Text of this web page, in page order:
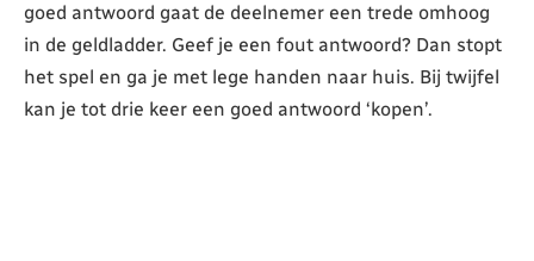
goed antwoord gaat de deelnemer een trede omhoog
in de geldladder. Geef je een fout antwoord? Dan stopt
het spel en ga je met lege handen naar huis. Bij twijfel
kan je tot drie keer een goed antwoord ‘kopen’.